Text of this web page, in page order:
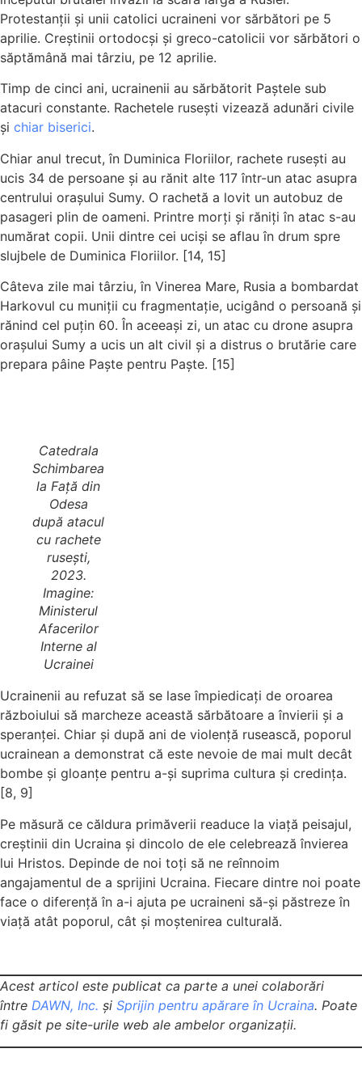
Protestanții și unii catolici ucraineni vor sărbători pe 5
aprilie. Creștinii ortodocși și greco-catolicii vor sărbători o
săptămână mai târziu, pe 12 aprilie.
Timp de cinci ani, ucrainenii au sărbătorit Paștele sub
atacuri constante. Rachetele rusești vizează adunări civile
și chiar biserici.
Chiar anul trecut, în Duminica Floriilor, rachete rusești au
ucis 34 de persoane și au rănit alte 117 într-un atac asupra
centrului orașului Sumy. O rachetă a lovit un autobuz de
pasageri plin de oameni. Printre morți și răniți în atac s-au
numărat copii. Unii dintre cei uciși se aflau în drum spre
slujbele de Duminica Floriilor. [14, 15]
Câteva zile mai târziu, în Vinerea Mare, Rusia a bombardat
Harkovul cu muniții cu fragmentație, ucigând o persoană și
rănind cel puțin 60. În aceeași zi, un atac cu drone asupra
orașului Sumy a ucis un alt civil și a distrus o brutărie care
prepara pâine Paște pentru Paște. [15]
Catedrala
Schimbarea
la Față din
Odesa
după atacul
cu rachete
rusești,
2023.
Imagine:
Ministerul
Afacerilor
Interne al
Ucrainei
Ucrainenii au refuzat să se lase împiedicați de oroarea
războiului să marcheze această sărbătoare a învierii și a
speranței. Chiar și după ani de violență rusească, poporul
ucrainean a demonstrat că este nevoie de mai mult decât
bombe și gloanțe pentru a-și suprima cultura și credința.
[8, 9]
Pe măsură ce căldura primăverii readuce la viață peisajul,
creștinii din Ucraina și dincolo de ele celebrează învierea
lui Hristos. Depinde de noi toți să ne reînnoim
angajamentul de a sprijini Ucraina. Fiecare dintre noi poate
face o diferență în a-i ajuta pe ucraineni să-și păstreze în
viață atât poporul, cât și moștenirea culturală.
Acest articol este publicat ca parte a unei colaborări
între DAWN, Inc. şi Sprijin pentru apărare în Ucraina. Poate
fi găsit pe site-urile web ale ambelor organizații.